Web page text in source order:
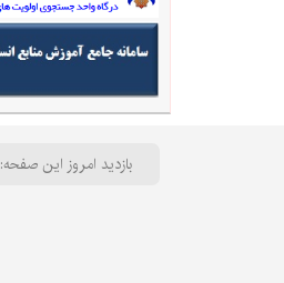
بازدید امروز این صفحه: 1